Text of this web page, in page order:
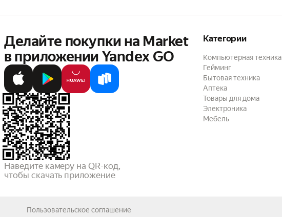
Делайте покупки на Market
в приложении Yandex GO
Наведите камеру на QR-код,
чтобы скачать приложение
Категории
Компьютерная техника
Гейминг
Бытовая техника
Аптека
Товары для дома
Электроника
Мебель
Пользовательское соглашение